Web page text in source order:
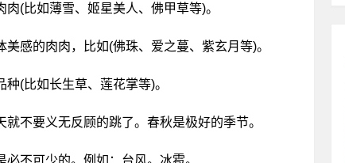
(比如薄雪、姬星美人、佛甲草等)。
感的肉肉，比如(佛珠、爱之蔓、紫玄月等)。
(比如长生草、莲花掌等)。
不要义无反顾的跳了。春秋是极好的季节。
不可少的。例如：台风。冰雹。